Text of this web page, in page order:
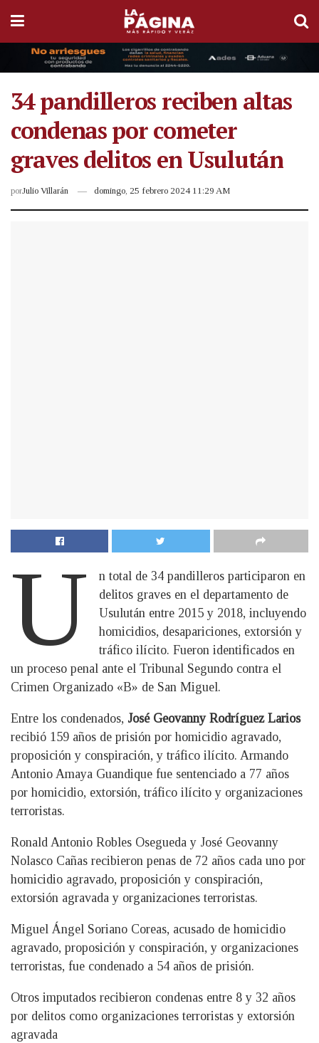
34 pandilleros reciben altas
condenas por cometer
graves delitos en Usulután
porJulio Villarán domingo, 25 febrero 2024 11:29 AM
U
n total de 34 pandilleros participaron en
delitos graves en el departamento de
Usulután entre 2015 y 2018, incluyendo
homicidios, desapariciones, extorsión y
tráfico ilícito. Fueron identificados en
un proceso penal ante el Tribunal Segundo contra el
Crimen Organizado «B» de San Miguel.
Entre los condenados, José Geovanny Rodríguez Larios
recibió 159 años de prisión por homicidio agravado,
proposición y conspiración, y tráfico ilícito. Armando
Antonio Amaya Guandique fue sentenciado a 77 años
por homicidio, extorsión, tráfico ilícito y organizaciones
terroristas.
Ronald Antonio Robles Osegueda y José Geovanny
Nolasco Cañas recibieron penas de 72 años cada uno por
homicidio agravado, proposición y conspiración,
extorsión agravada y organizaciones terroristas.
Miguel Ángel Soriano Coreas, acusado de homicidio
agravado, proposición y conspiración, y organizaciones
terroristas, fue condenado a 54 años de prisión.
Otros imputados recibieron condenas entre 8 y 32 años
por delitos como organizaciones terroristas y extorsión
agravada